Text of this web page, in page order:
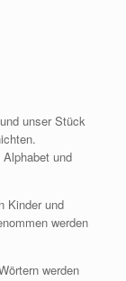
unser Stück
und
Kinder und
werden
werden